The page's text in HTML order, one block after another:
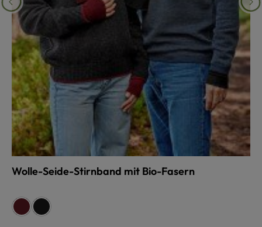
Wolle-Seide-Stirnband mit Bio-Fasern
Farbe auswählen
bordeauxschwarz